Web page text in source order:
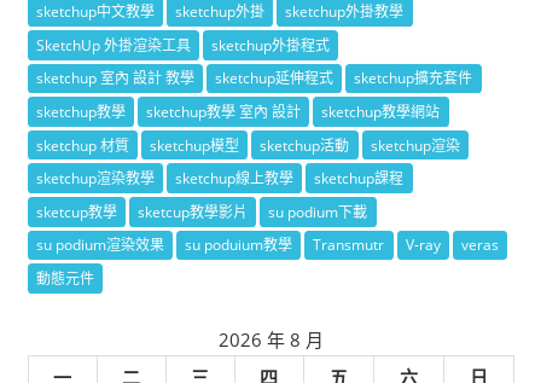
sketchup中文教學
sketchup外掛
sketchup外掛教學
SketchUp 外掛渲染工具
sketchup外掛程式
sketchup 室內 設計 教學
sketchup延伸程式
sketchup擴充套件
sketchup教學
sketchup教學 室內 設計
sketchup教學網站
sketchup 材質
sketchup模型 sketchup活動
sketchup渲染
sketchup渲染教學
sketchup線上教學
sketchup課程
sketcup教學
sketcup教學影片
su podium下載
su podium渲染效果
su poduium教學 Transmutr V-ray
veras
動態元件
2026 年 8 月
一
二 三 四 五 六 日